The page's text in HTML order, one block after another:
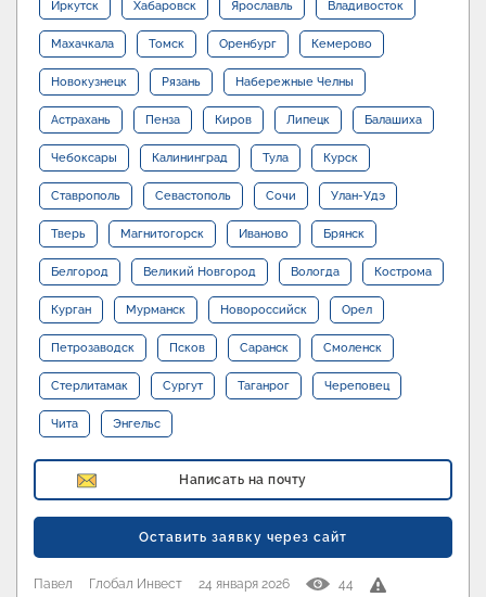
Иркутск Хабаровск Ярославль Владивосток
Махачкала Томск Оренбург Кемерово
Новокузнецк Рязань Набережные Челны
Астрахань Пенза Киров Липецк Балашиха
Чебоксары Калининград Тула Курск
Ставрополь Севастополь Сочи Улан-Удэ
Тверь Магнитогорск Иваново Брянск
Белгород Великий Новгород Вологда Кострома
Курган Мурманск Новороссийск Орел
Петрозаводск Псков Саранск Смоленск
Стерлитамак Сургут Таганрог Череповец
Чита Энгельс
Написать на почту
Оставить заявку через сайт
Павел Глобал Инвест 24 января 2026 44